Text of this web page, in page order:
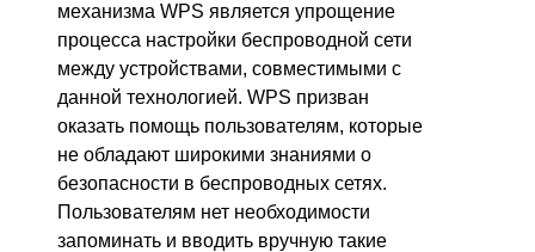
механизма WPS является упрощение
процесса настройки беспроводной сети
между устройствами, совместимыми с
данной технологией. WPS призван
оказать помощь пользователям, которые
не обладают широкими знаниями о
безопасности в беспроводных сетях.
Пользователям нет необходимости
запоминать и вводить вручную такие